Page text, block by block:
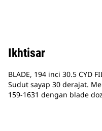
Ikhtisar
BLADE, 194 inci 30.5 CYD
Sudut sayap 30 derajat.
159-1631 dengan blade